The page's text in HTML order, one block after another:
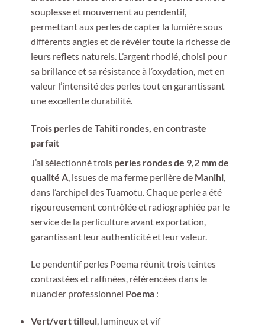
souplesse et mouvement au pendentif,
permettant aux perles de capter la lumière sous
différents angles et de révéler toute la richesse de
leurs reflets naturels. L’argent rhodié, choisi pour
sa brillance et sa résistance à l’oxydation, met en
valeur l’intensité des perles tout en garantissant
une excellente durabilité.
Trois perles de Tahiti rondes, en contraste
parfait
J’ai sélectionné trois perles rondes de 9,2 mm de
qualité A, issues de ma ferme perlière de Manihi,
dans l’archipel des Tuamotu. Chaque perle a été
rigoureusement contrôlée et radiographiée par le
service de la perliculture avant exportation,
garantissant leur authenticité et leur valeur.
Le pendentif perles Poema réunit trois teintes
contrastées et raffinées, référencées dans le
nuancier professionnel Poema:
Vert/vert tilleul, lumineux et vif